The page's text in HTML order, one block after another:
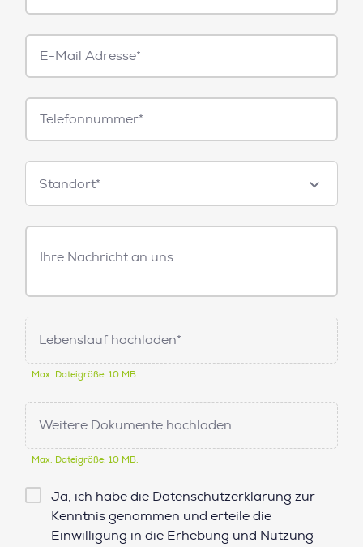
E-
Mail*
Telefonnummer
Standorte
Standort*
Freitext
Nachricht
Lebenslauf hochladen*
Max. Dateigröße: 10 MB.
Weitere Dokumente hochladen
Max. Dateigröße: 10 MB.
Checkbox
Datenschutz*
Ja, ich habe die Datenschutzerklärung zur
Kenntnis genommen und erteile die
Einwilligung in die Erhebung und Nutzung